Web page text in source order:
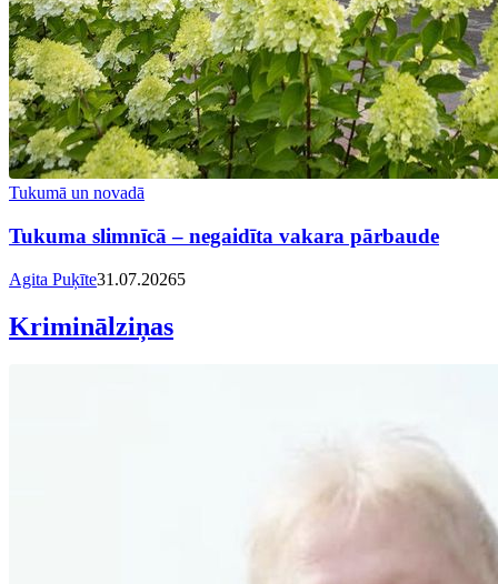
Tukumā un novadā
Tukuma slimnīcā – negaidīta vakara pārbaude
Agita Puķīte31.07.20265
Kriminālziņas